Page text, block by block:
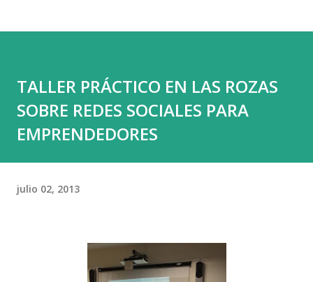
TALLER PRÁCTICO EN LAS ROZAS
SOBRE REDES SOCIALES PARA
EMPRENDEDORES
julio 02, 2013